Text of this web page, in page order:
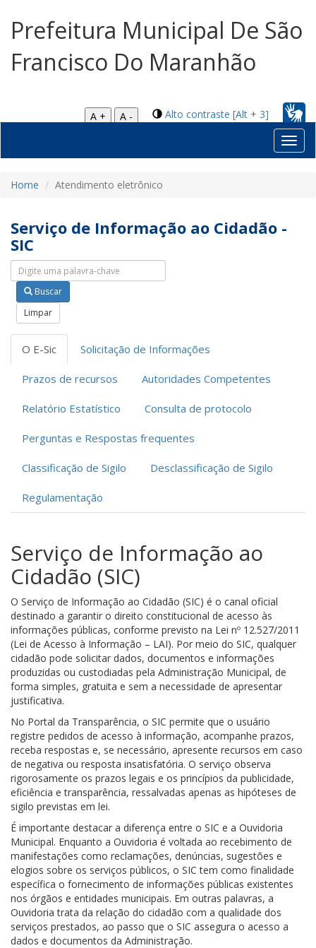
Prefeitura Municipal De São
Francisco Do Maranhão
Alto contraste [Alt + 3]
A +
A -
Home Atendimento eletrônico
Serviço de Informação ao Cidadão -
SIC
Pesquisar nas abas
Buscar
Limpar
O E-Sic Solicitação de Informações
Prazos de recursos Autoridades Competentes
Relatório Estatístico Consulta de protocolo
Perguntas e Respostas frequentes
Classificação de Sigilo Desclassificação de Sigilo
Regulamentação
Serviço de Informação ao
Cidadão (SIC)
O Serviço de Informação ao Cidadão (SIC) é o canal oficial
destinado a garantir o direito constitucional de acesso às
informações públicas, conforme previsto na Lei nº 12.527/2011
(Lei de Acesso à Informação – LAI). Por meio do SIC, qualquer
cidadão pode solicitar dados, documentos e informações
produzidas ou custodiadas pela Administração Municipal, de
forma simples, gratuita e sem a necessidade de apresentar
justificativa.
No Portal da Transparência, o SIC permite que o usuário
registre pedidos de acesso à informação, acompanhe prazos,
receba respostas e, se necessário, apresente recursos em caso
de negativa ou resposta insatisfatória. O serviço observa
rigorosamente os prazos legais e os princípios da publicidade,
eficiência e transparência, ressalvadas apenas as hipóteses de
sigilo previstas em lei.
É importante destacar a diferença entre o SIC e a Ouvidoria
Municipal. Enquanto a Ouvidoria é voltada ao recebimento de
manifestações como reclamações, denúncias, sugestões e
elogios sobre os serviços públicos, o SIC tem como finalidade
específica o fornecimento de informações públicas existentes
nos órgãos e entidades municipais. Em outras palavras, a
Ouvidoria trata da relação do cidadão com a qualidade dos
serviços prestados, ao passo que o SIC assegura o acesso a
dados e documentos da Administração.